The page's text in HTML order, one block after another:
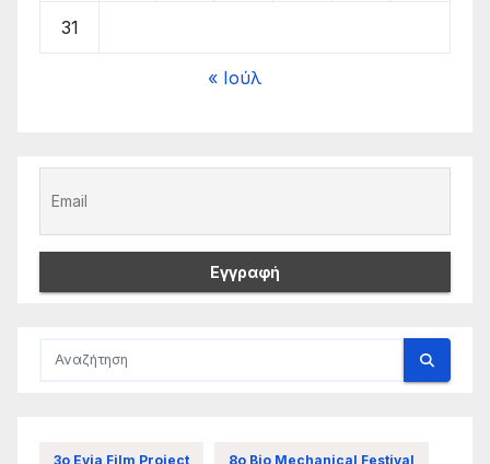
31
« Ιούλ
3ο Evia Film Project 8ο Bio Mechanical Festival